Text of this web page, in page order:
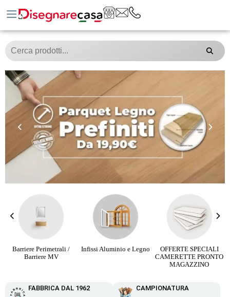
Barriere Perimetrali /
Barriere MV
Infissi Aluminio e Legno
OFFERTE SPECIALI
CAMERETTE PRONTO
MAGAZZINO
FABBRICA DAL 1962 CAMPIONATURA